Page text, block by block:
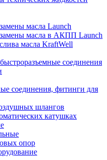
масла Launch
замены масла в АКПП Launch
масла KraftWell
соединения
соединения, фитинги для
шлангов
катушках
опор